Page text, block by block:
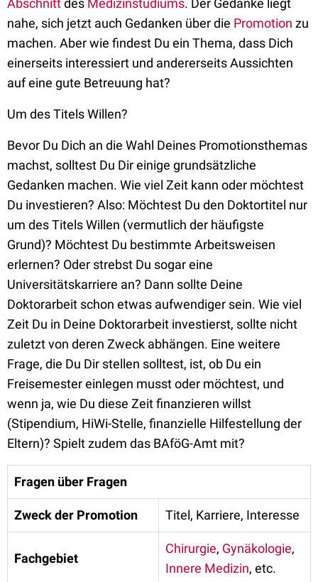
Abschnittdes Medizinstudiums. Der Gedanke liegt
nahe, sich jetzt auch Gedanken über die Promotion zu
machen. Aber wie findest Du ein Thema, dass Dich
einerseits interessiert und andererseits Aussichten
auf eine gute Betreuung hat?
Um des Titels Willen?
Bevor Du Dich an die Wahl Deines Promotionsthemas
machst, solltest Du Dir einige grundsätzliche
Gedanken machen. Wie viel Zeit kann oder möchtest
Du investieren? Also: Möchtest Du den Doktortitel nur
um des Titels Willen (vermutlich der häufigste
Grund)? Möchtest Du bestimmte Arbeitsweisen
erlernen? Oder strebst Du sogar eine
Universitätskarriere an? Dann sollte Deine
Doktorarbeit schon etwas aufwendiger sein. Wie viel
Zeit Du in Deine Doktorarbeit investierst, sollte nicht
zuletzt von deren Zweck abhängen. Eine weitere
Frage, die Du Dir stellen solltest, ist, ob Du ein
Freisemester einlegen musst oder möchtest, und
wenn ja, wie Du diese Zeit finanzieren willst
(Stipendium, HiWi-Stelle, finanzielle Hilfestellung der
Eltern)? Spielt zudem das BAföG-Amt mit?
Fragen über Fragen
Zweck der Promotion Titel, Karriere, Interesse
Fachgebiet
Chirurgie, Gynäkologie,
Innere Medizin, etc.